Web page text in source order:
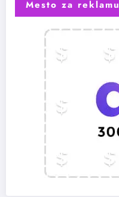
Mesto za reklamu